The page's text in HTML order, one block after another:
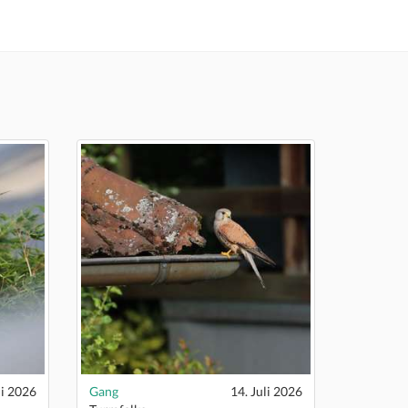
2026
Gang
14. Juli 2026